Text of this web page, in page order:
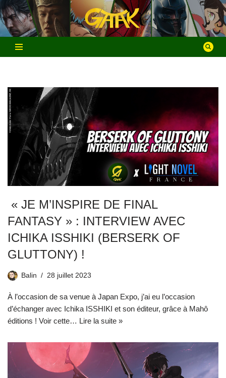
Aller
au
contenu
« JE M’INSPIRE DE FINAL
FANTASY » : INTERVIEW AVEC
ICHIKA ISSHIKI (BERSERK OF
GLUTTONY) !
Balin 28 juillet 2023
À l’occasion de sa venue à Japan Expo, j’ai eu l’occasion
d’échanger avec Ichika ISSHIKI et son éditeur, grâce à Mahô
éditions ! Voir cette… Lire la suite »